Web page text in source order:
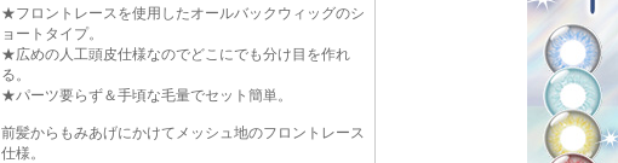
★フロントレースを使用したオールバックウィッグのシ
ョートタイプ。
★広めの人工頭皮仕様なのでどこにでも分け目を作れ
る。
★パーツ要らず＆手頃な毛量でセット簡単。
前髪からもみあげにかけてメッシュ地のフロントレース
仕様。